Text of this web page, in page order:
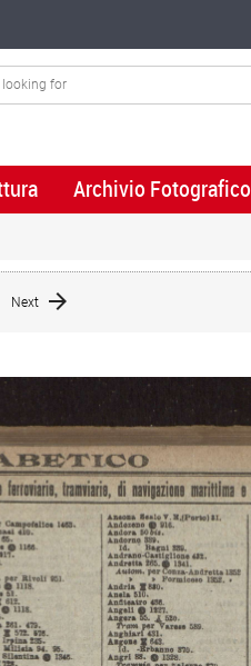
Archivio Fotografico
Next